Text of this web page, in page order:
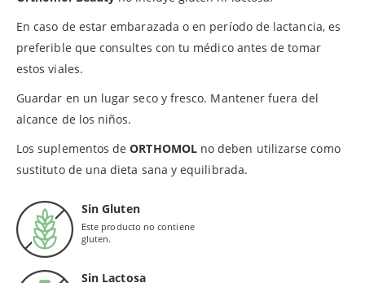
En caso de estar embarazada o en período de lactancia, es
preferible que consultes con tu médico antes de tomar
estos viales.
Guardar en un lugar seco y fresco. Mantener fuera del
alcance de los niños.
Los suplementos deORTHOMOLno deben utilizarse como
sustituto de una dieta sana y equilibrada.
Sin Gluten
Este producto no contiene
gluten.
Sin Lactosa